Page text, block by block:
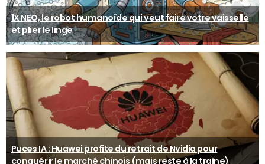
1X NEO, le robot humanoïde qui veut faire votre vaisselle
et plier le linge
Puces IA : Huawei profite du retrait de Nvidia pour
conquérir le marché chinois (mais reste à la traîne)